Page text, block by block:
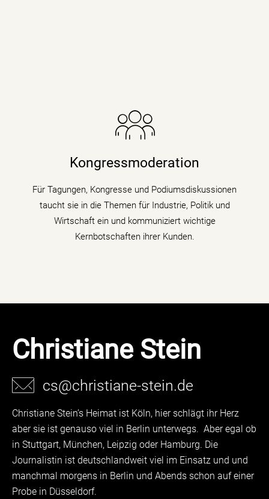
Kongressmoderation
Für Tagungen, Kongresse und Podiumsdiskussionen
taucht sie in die Themen für Industrie, Politik und
Wirtschaft ein und kommuniziert wichtige
Kernbotschaften ihrer Kunden.
Die Nachrichenjournalistin eröffnet Vorständen,
Ministern und Wirtschaftsgrößen die Bühne auf
Kongressen und Fachtagungen und füllt
Podiumsdiskussionen und Talks mit Kompetenz,
Charme und Lebendigkeit.
mehr erfahren
Christiane Stein
cs@christiane-stein.de
Christiane Stein’s Heimat ist Köln, hier schlägt ihr Herz
aber sie ist genauso viel in Berlin unterwegs. Aber egal ob
in Stuttgart, München, Leipzig oder Hamburg. Die
Journalistin ist deutschlandweit viel im Einsatz und und
manchmal morgens in Berlin und Abends schon auf einer
Probe in Düsseldorf.